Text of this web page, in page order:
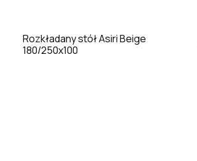
Rozkładany stół Asiri Beige
180/250x100